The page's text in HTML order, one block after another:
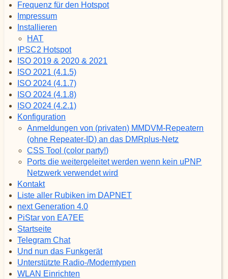
Frequenz für den Hotspot
Impressum
Installieren
HAT
IPSC2 Hotspot
ISO 2019 & 2020 & 2021
ISO 2021 (4.1.5)
ISO 2024 (4.1.7)
ISO 2024 (4.1.8)
ISO 2024 (4.2.1)
Konfiguration
Anmeldungen von (privaten) MMDVM-Repeatern
(ohne Repeater-ID) an das DMRplus-Netz
CSS Tool (color party!)
Ports die weitergeleitet werden wenn kein uPNP
Netzwerk verwendet wird
Kontakt
Liste aller Rubiken im DAPNET
next Generation 4.0
PiStar von EA7EE
Startseite
Telegram Chat
Und nun das Funkgerät
Unterstützte Radio-/Modemtypen
WLAN Einrichten